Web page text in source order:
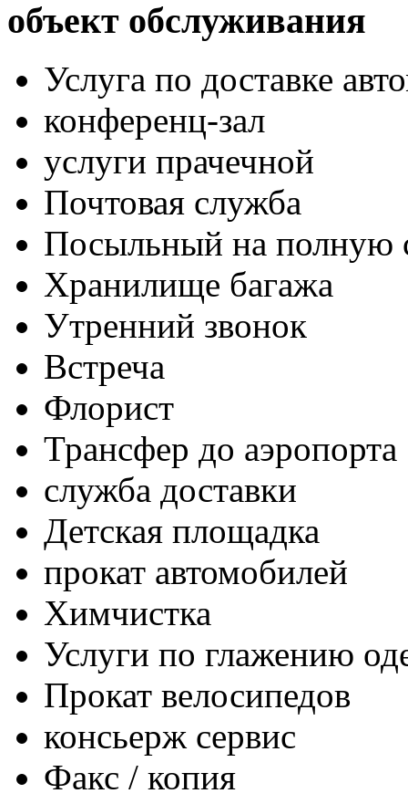
объект обслуживания
Услуга по доставке
конференц-зал
услуги прачечной
Почтовая служба
Посыльный на полную
Хранилище багажа
Утренний звонок
Встреча
Флорист
Трансфер до аэропорта
служба доставки
Детская площадка
прокат автомобилей
Химчистка
Услуги по глажению
Прокат велосипедов
консьерж сервис
Факс / копия